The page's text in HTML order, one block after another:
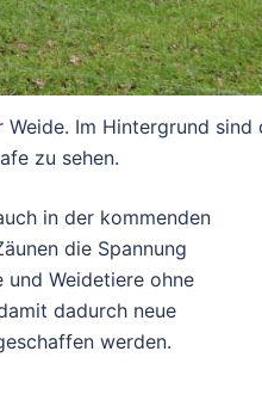
Im Hintergrund sind
zu sehen.
in der kommenden
die Spannung
Weidetiere ohne
dadurch neue
werden.